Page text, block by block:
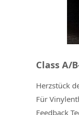
Class A/
Herzstück
Für
Feedback